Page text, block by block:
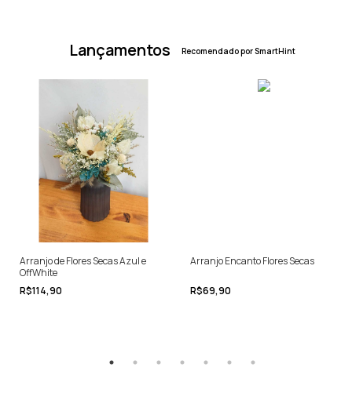
Lançamentos Recomendado por SmartHint
Arranjo de Flores Secas Azul e
OffWhite
R$114,90
Arranjo Encanto Flores Secas
R$69,90